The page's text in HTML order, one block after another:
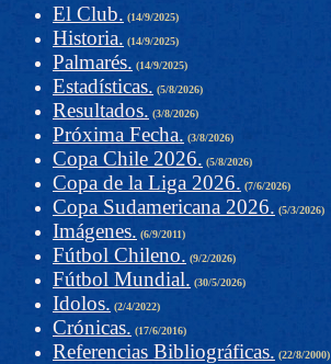
El Club. (14/9/2025)
Historia. (14/9/2025)
Palmarés. (14/9/2025)
Estadísticas. (5/8/2026)
Resultados. (3/8/2026)
Próxima Fecha. (3/8/2026)
Copa Chile 2026. (5/8/2026)
Copa de la Liga 2026. (7/6/2026)
Copa Sudamericana 2026. (5/3/2026)
Imágenes. (6/9/2011)
Fútbol Chileno. (9/2/2026)
Fútbol Mundial. (30/5/2026)
Idolos. (2/4/2022)
Crónicas. (17/6/2016)
Referencias Bibliográficas. (22/8/2000)